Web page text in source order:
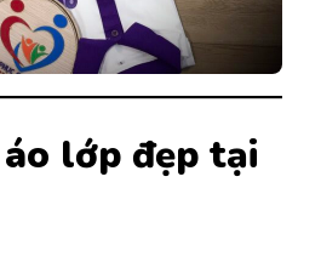
lớp đẹp tại